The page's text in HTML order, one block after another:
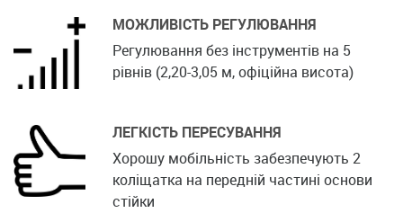
МОЖЛИВІСТЬ РЕГУЛЮВАННЯ
Регулювання без інструментів на 5
рівнів (2,20-3,05 м, офіційна висота)
ЛЕГКІСТЬ ПЕРЕСУВАННЯ
Хорошу мобільність забезпечують 2
коліщатка на передній частині основи
стійки